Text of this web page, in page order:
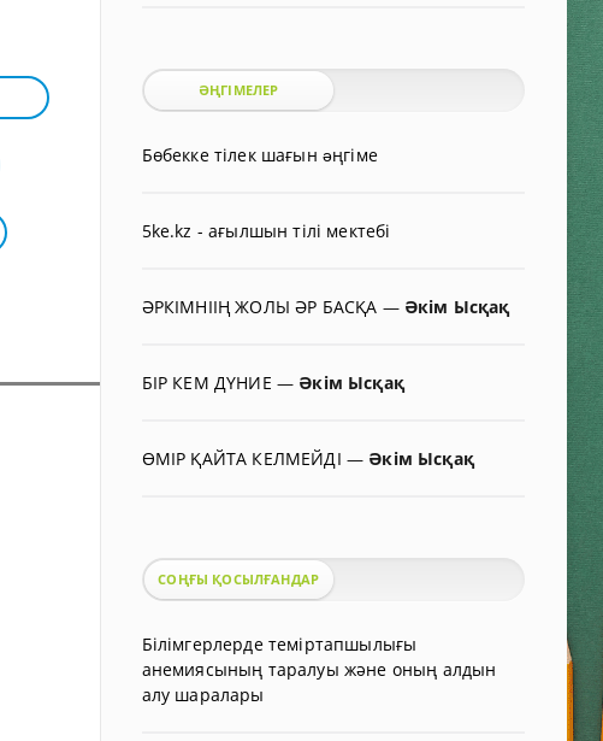
ӘҢГІМЕЛЕР
Бөбекке тілек шағын əңгіме
5ke.kz - ағылшын тілі мектебі
ӘРКІМНІІҢ ЖОЛЫ ӘР БАСҚА — Әкім Ысқақ
БІР КЕМ ДҮНИЕ — Әкім Ысқақ
ӨМІР ҚАЙТА КЕЛМЕЙДІ — Әкім Ысқақ
СОҢҒЫ ҚОСЫЛҒАНДАР
Білімгерлерде теміртапшылығы
анемиясының таралуы және оның алдын
алу шаралары